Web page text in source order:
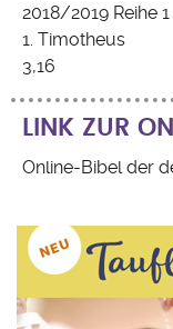
2018/2019 Reihe 1
1. Timotheus
3,16
LINK ZUR
Online-Bibel der